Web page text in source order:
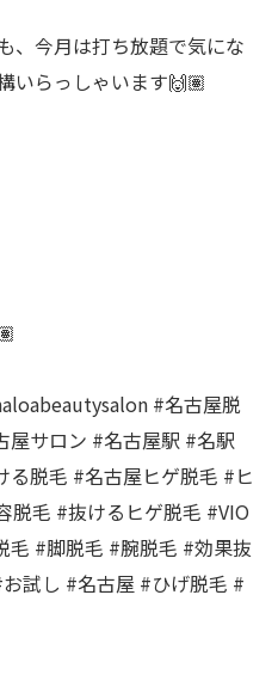
、今月は打ち放題で気にな
いらっしゃいます🙌🏽
#名古屋脱
屋サロン #名古屋駅 #名駅
脱毛 #名古屋ヒゲ脱毛 #ヒ
脱毛 #抜けるヒゲ脱毛 #VIO
毛 #脚脱毛 #腕脱毛 #効果抜
試し #名古屋 #ひげ脱毛 #